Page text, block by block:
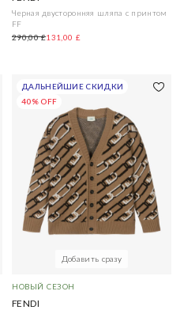
Черная двусторонняя шляпа с принтом
FF
290,00 £131,00 £
ДАЛЬНЕЙШИЕ СКИДКИ
40% OFF
Добавить сразу
НОВЫЙ СЕЗОН
FENDI